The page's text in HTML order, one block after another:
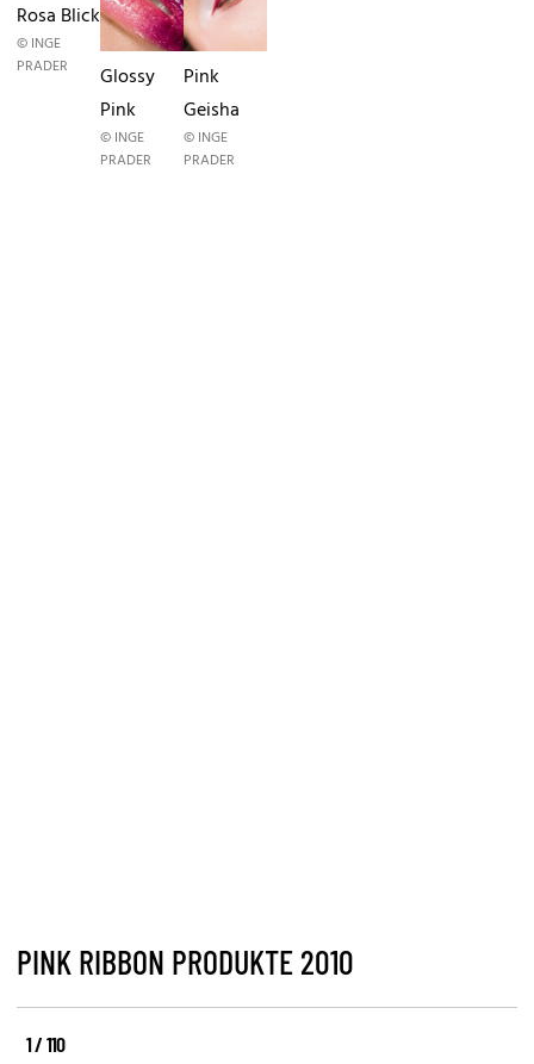
Rosa Blick
© INGE
PRADER
Glossy
Pink
© INGE
PRADER
Pink
Geisha
© INGE
PRADER
PINK RIBBON PRODUKTE 2010
1 / 110
Für
Elegant-
Lipgloss-